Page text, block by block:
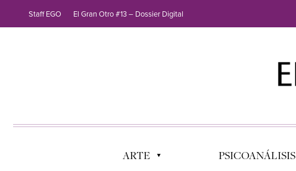
Staff EGO El Gran Otro #13 – Dossier Digital
ARTE PSICOANÁLISIS